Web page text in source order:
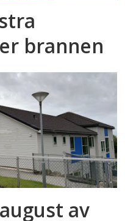
brannen
av